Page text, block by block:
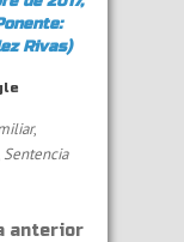
Rivas)
,
Sentencia
anterior